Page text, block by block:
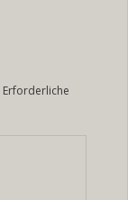
Erforderliche